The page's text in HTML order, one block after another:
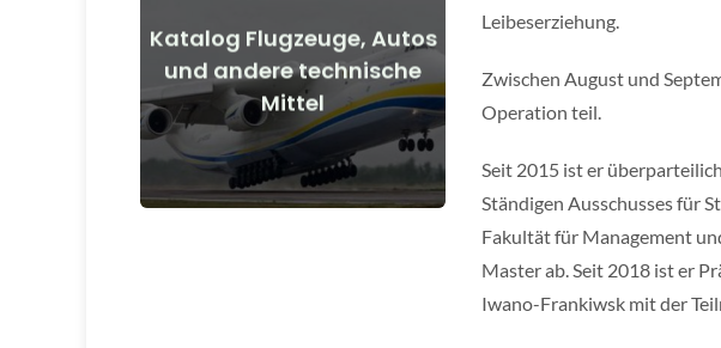
Katalog Flugzeuge, Autos
und andere technische
Mittel
Flugzeuge, Autos, technische Mittel
vor und nach Kriegsbeginn
Details anzeigen
Leibeserziehung.
Zwischen August und
Operation teil.
Seit 2015 ist er
Ständigen Ausschusses für
Fakultät für Management
Master ab. Seit 2018 ist er
Iwano-Frankiwsk mit der